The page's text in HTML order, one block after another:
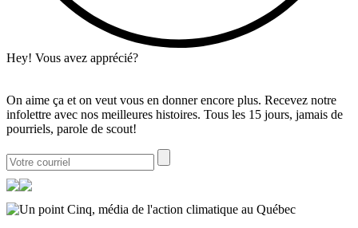
Hey! Vous avez apprécié?
On aime ça et on veut vous en donner encore plus. Recevez notre
infolettre avec nos meilleures histoires. Tous les 15 jours, jamais de
pourriels, parole de scout!